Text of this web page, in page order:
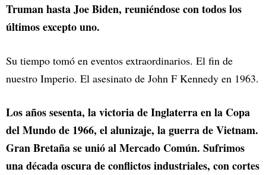
Truman hasta Joe Biden, reuniéndose con todos los
últimos excepto uno.
Su tiempo tomó en eventos extraordinarios. El fin de
nuestro Imperio. El asesinato de John F Kennedy en 1963.
Los años sesenta, la victoria de Inglaterra en la Copa
del Mundo de 1966, el alunizaje, la guerra de Vietnam.
Gran Bretaña se unió al Mercado Común. Sufrimos
una década oscura de conflictos industriales, con cortes